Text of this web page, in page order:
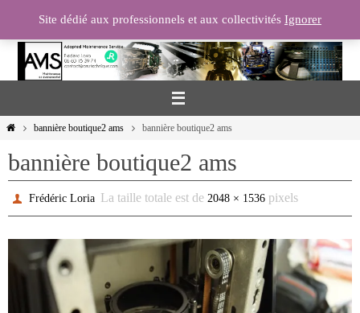
le
contenu
Homebannière boutique2 ams bannière boutique2 ams
bannière boutique2 ams
Frédéric Loria La taille totale est de 2048 × 1536 pixels
Site dédié aux professionnels et aux collectivités Ignorer